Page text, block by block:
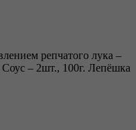
репчатого лука –
– 2шт., 100г. Лепёшка